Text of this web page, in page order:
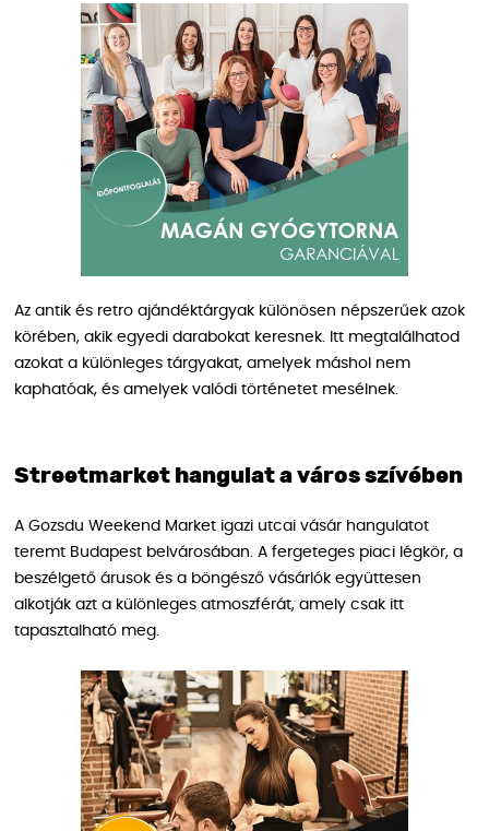
Az antik és retro ajándéktárgyak különösen népszerűek azok
körében, akik egyedi darabokat keresnek. Itt megtalálhatod
azokat a különleges tárgyakat, amelyek máshol nem
kaphatóak, és amelyek valódi történetet mesélnek.
Streetmarket hangulat a város szívében
A Gozsdu Weekend Market igazi utcai vásár hangulatot
teremt Budapest belvárosában. A fergeteges piaci légkör, a
beszélgető árusok és a böngésző vásárlók együttesen
alkotják azt a különleges atmoszférát, amely csak itt
tapasztalható meg.